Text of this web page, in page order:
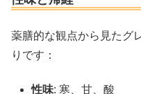
薬膳的な観点から見たグ
りです：
性味: 寒、甘、酸